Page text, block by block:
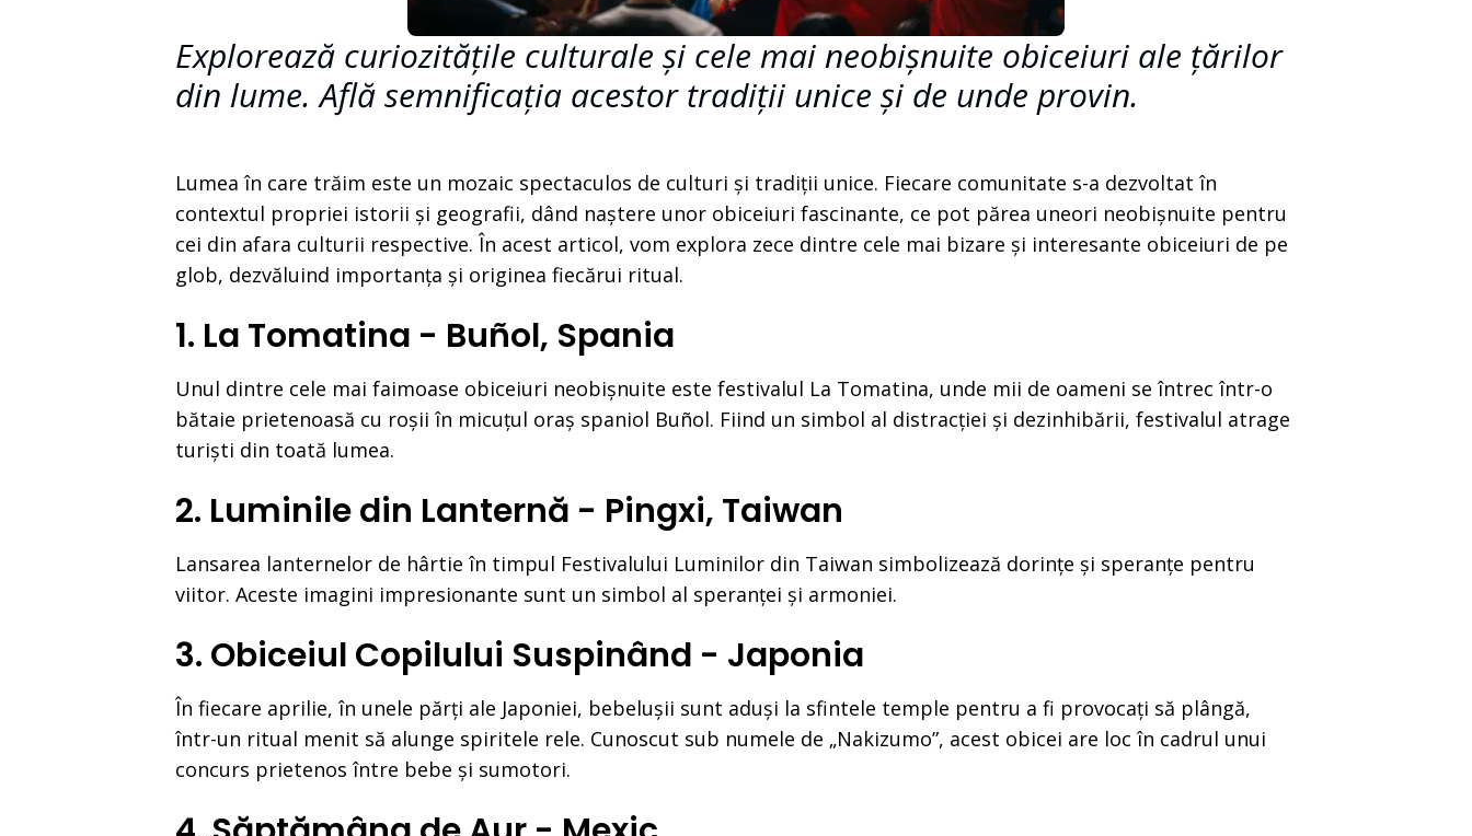
Explorează curiozitățile culturale și cele mai neobișnuite obiceiuri ale țărilor
din lume. Află semnificația acestor tradiții unice și de unde provin.
Lumea în care trăim este un mozaic spectaculos de culturi și tradiții unice. Fiecare comunitate s-a dezvoltat în
contextul propriei istorii și geografii, dând naștere unor obiceiuri fascinante, ce pot părea uneori neobișnuite pentru
cei din afara culturii respective. În acest articol, vom explora zece dintre cele mai bizare și interesante obiceiuri de pe
glob, dezvăluind importanța și originea fiecărui ritual.
1. La Tomatina - Buñol, Spania
Unul dintre cele mai faimoase obiceiuri neobișnuite este festivalul La Tomatina, unde mii de oameni se întrec într-o
bătaie prietenoasă cu roșii în micuțul oraș spaniol Buñol. Fiind un simbol al distracției și dezinhibării, festivalul atrage
turiști din toată lumea.
2. Luminile din Lanternă - Pingxi, Taiwan
Lansarea lanternelor de hârtie în timpul Festivalului Luminilor din Taiwan simbolizează dorințe și speranțe pentru
viitor. Aceste imagini impresionante sunt un simbol al speranței și armoniei.
3. Obiceiul Copilului Suspinând - Japonia
În fiecare aprilie, în unele părți ale Japoniei, bebelușii sunt aduși la sfintele temple pentru a fi provocați să plângă,
într-un ritual menit să alunge spiritele rele. Cunoscut sub numele de „Nakizumo”, acest obicei are loc în cadrul unui
concurs prietenos între bebe și sumotori.